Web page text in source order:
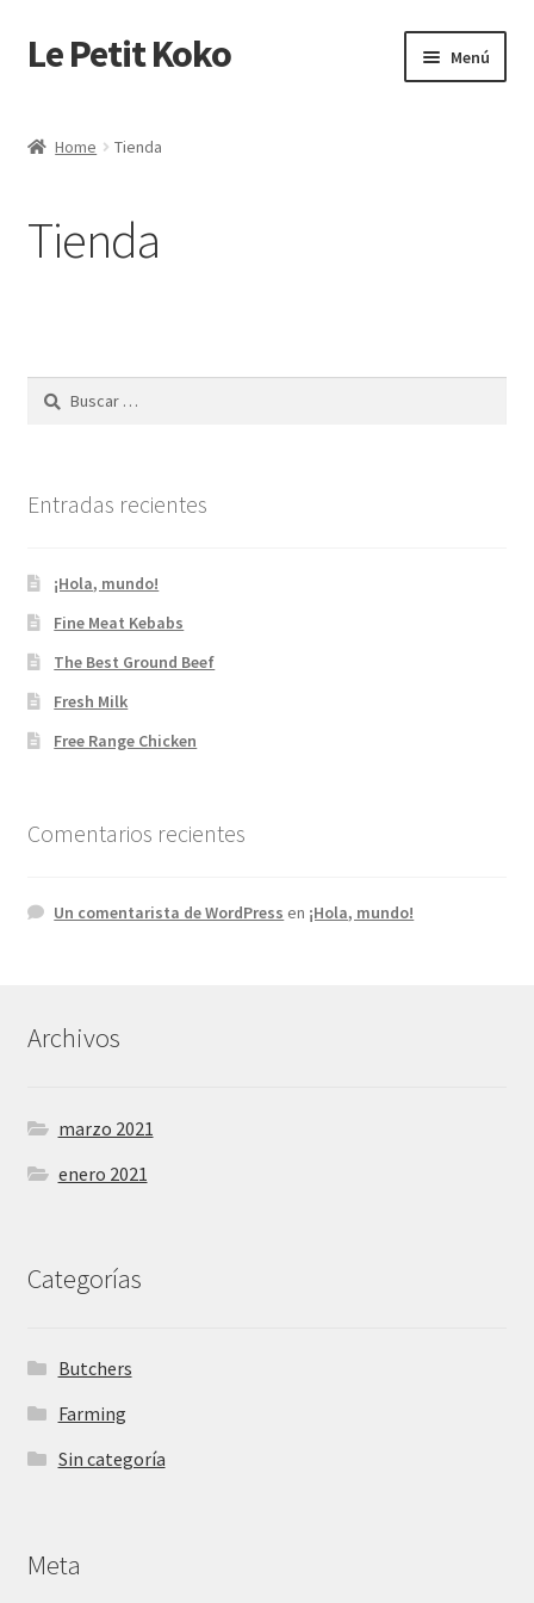
Ir
a
navegación
Ir
al
Le Petit Koko Menú
Carrito
Country Butcher Home
Mi cuenta
Our Farm
Home Tienda
Tienda
Buscar:
Entradas recientes
¡Hola, mundo!
Fine Meat Kebabs
The Best Ground Beef
Fresh Milk
Free Range Chicken
Comentarios recientes
Un comentarista de WordPress en ¡Hola, mundo!
Archivos
marzo 2021
enero 2021
Categorías
Butchers
Farming
Sin categoría
Meta